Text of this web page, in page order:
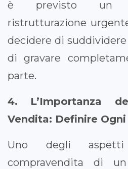
è previsto un
ristrutturazione
decidere di
di gravare
parte.
4. L’Importanza
Vendita: Definire
Uno degli
compravendita di